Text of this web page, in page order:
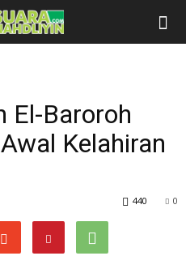
El-Baroroh
Kelahiran
0
440